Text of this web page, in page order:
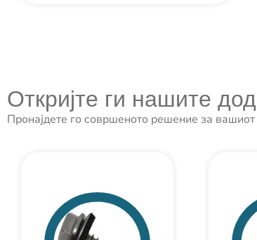
Откријте ги нашите
Пронајдете го совршеното решение за